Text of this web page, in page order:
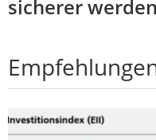
sicherer